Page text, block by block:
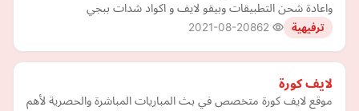
واعادة شحن التطبيقات وبيقو لايف و اكواد شدات ببجي
ترفيهية 2021-08-20
لايف كورة
موقع لايف كورة متخصص في بث المباريات المباشرة والحصرية لأهم